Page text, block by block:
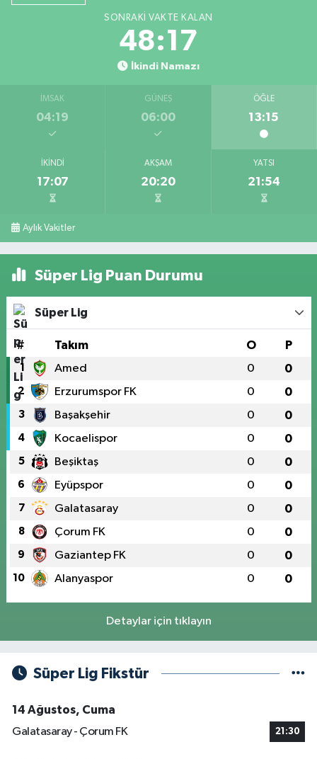
SONRAKI VAKTE KALAN
48:17
İkindi Namazı
İMSAK
04:19
GÜNEŞ
06:00
ÖĞLE
13:15
İKINDI
17:07
AKŞAM
20:20
YATSI
21:54
Aylık Vakitler
Süper Lig Puan Durumu
Süper Lig
# Takım O P
1 Amed 0 0
2 Erzurumspor FK 0 0
3 Başakşehir 0 0
4 Kocaelispor 0 0
5 Beşiktaş 0 0
6 Eyüpspor 0 0
7 Galatasaray 0 0
8 Çorum FK 0 0
9 Gaziantep FK 0 0
10 Alanyaspor 0 0
Detaylar için tıklayın
Süper Lig Fikstür
14 Ağustos, Cuma
Galatasaray - Çorum FK
21:30